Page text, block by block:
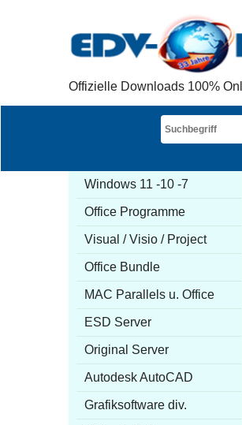
Offizielle Downloads 100%
Windows 11 -10 -7
Office Programme
Visual / Visio / Project
Office Bundle
MAC Parallels u. Office
ESD Server
Original Server
Autodesk AutoCAD
Grafiksoftware div.